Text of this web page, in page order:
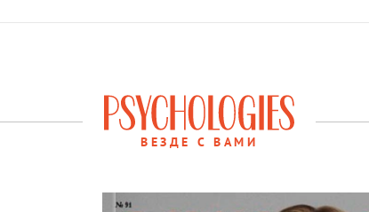
ВЕЗДЕ С ВАМИ